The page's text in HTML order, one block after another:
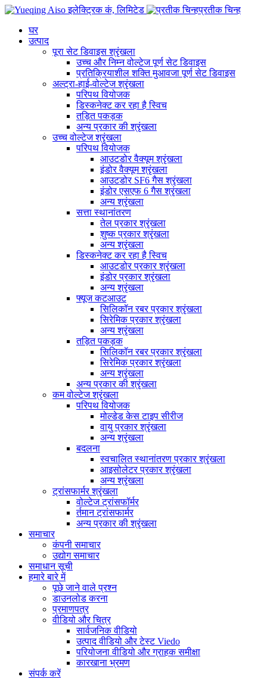
प्रतीक चिन्ह
घर
उत्पाद
पूरा सेट डिवाइस श्रृंखला
उच्च और निम्न वोल्टेज पूर्ण सेट डिवाइस
प्रतिक्रियाशील शक्ति मुआवजा पूर्ण सेट डिवाइस
अल्ट्रा-हाई-वोल्टेज श्रृंखला
परिपथ वियोजक
डिस्कनेक्ट कर रहा है स्विच
तड़ित पकड़क
अन्य प्रकार की श्रृंखला
उच्च वोल्टेज श्रृंखला
परिपथ वियोजक
आउटडोर वैक्यूम श्रृंखला
इंडोर वैक्यूम श्रृंखला
आउटडोर SF6 गैस श्रृंखला
इंडोर एसएफ 6 गैस श्रृंखला
अन्य श्रृंखला
सत्ता स्थानांतरण
तेल प्रकार श्रृंखला
शुष्क प्रकार श्रृंखला
अन्य श्रृंखला
डिस्कनेक्ट कर रहा है स्विच
आउटडोर प्रकार श्रृंखला
इंडोर प्रकार श्रृंखला
अन्य श्रृंखला
फ्यूज कटआउट
सिलिकॉन रबर प्रकार श्रृंखला
सिरेमिक प्रकार श्रृंखला
अन्य श्रृंखला
तड़ित पकड़क
सिलिकॉन रबर प्रकार श्रृंखला
सिरेमिक प्रकार श्रृंखला
अन्य श्रृंखला
अन्य प्रकार की श्रृंखला
कम वोल्टेज श्रृंखला
परिपथ वियोजक
मोल्डेड केस टाइप सीरीज
वायु प्रकार श्रृंखला
अन्य श्रृंखला
बदलना
स्वचालित स्थानांतरण प्रकार श्रृंखला
आइसोलेटर प्रकार श्रृंखला
अन्य श्रृंखला
ट्रांसफार्मर श्रृंखला
वोल्टेज ट्रांसफॉर्मर
र्तमान ट्रांसफार्मर
अन्य प्रकार की श्रृंखला
समाचार
कंपनी समाचार
उद्योग समाचार
समाधान सूची
हमारे बारे में
पूछे जाने वाले प्रश्न
डाउनलोड करना
प्रमाणपत्र
वीडियो और चित्र
सार्वजनिक वीडियो
उत्पाद वीडियो और टेस्ट Viedo
परियोजना वीडियो और ग्राहक समीक्षा
कारखाना भ्रमण
संपर्क करें